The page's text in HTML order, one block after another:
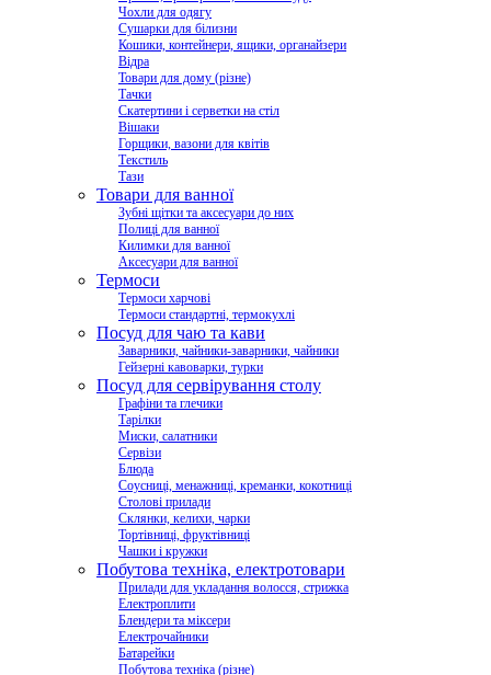
Чохли для одягу
Сушарки для білизни
Кошики, контейнери, ящики, органайзери
Відра
Товари для дому (різне)
Тачки
Скатертини і серветки на стіл
Вішаки
Горщики, вазони для квітів
Текстиль
Тази
Товари для ванної
Зубні щітки та аксесуари до них
Полиці для ванної
Килимки для ванної
Аксесуари для ванної
Термоси
Термоси харчові
Термоси стандартні, термокухлі
Посуд для чаю та кави
Заварники, чайники-заварники, чайники
Гейзерні кавоварки, турки
Посуд для сервірування столу
Графіни та глечики
Тарілки
Миски, салатники
Сервізи
Блюда
Соусниці, менажниці, креманки, кокотниці
Столові прилади
Склянки, келихи, чарки
Тортівниці, фруктівниці
Чашки і кружки
Побутова техніка, електротовари
Прилади для укладання волосся, стрижка
Електроплити
Блендери та міксери
Електрочайники
Батарейки
Побутова техніка (різне)